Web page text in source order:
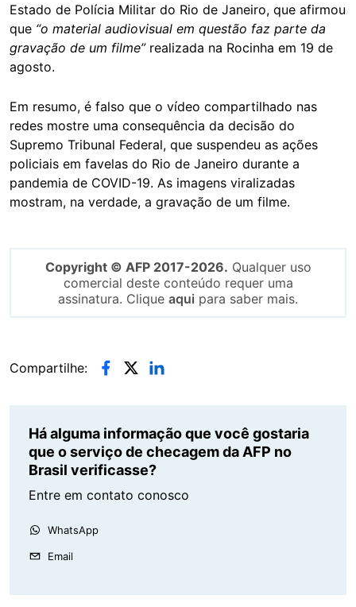
Estado de Polícia Militar do Rio de Janeiro, que afirmou
que “o material audiovisual em questão faz parte da
gravação de um filme” realizada na Rocinha em 19 de
agosto.
Em resumo, é falso que o vídeo compartilhado nas
redes mostre uma consequência da decisão do
Supremo Tribunal Federal, que suspendeu as ações
policiais em favelas do Rio de Janeiro durante a
pandemia de COVID-19. As imagens viralizadas
mostram, na verdade, a gravação de um filme.
Copyright © AFP 2017-2026. Qualquer uso
comercial deste conteúdo requer uma
assinatura. Clique aqui para saber mais.
Compartilhe:
Há alguma informação que você gostaria
que o serviço de checagem da AFP no
Brasil verificasse?
Entre em contato conosco
WhatsApp
Email